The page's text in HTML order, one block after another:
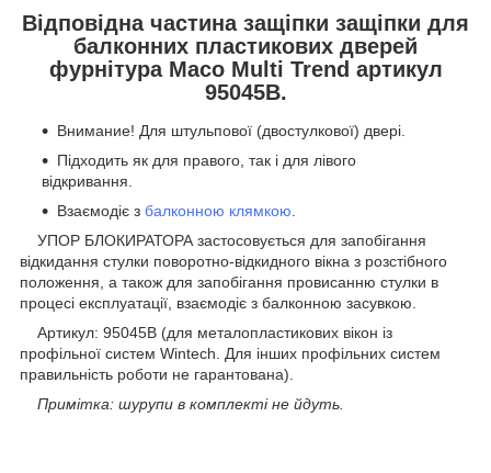
Відповідна частина защіпки защіпки для
балконних пластикових дверей
фурнітура Maco Multi Trend артикул
95045B.
Внимание! Для штульпової (двостулкової) двері.
Підходить як для правого, так і для лівого
відкривання.
Взаємодіє з балконною клямкою.
УПОР БЛОКИРАТОРА застосовується для запобігання
відкидання стулки поворотно-відкидного вікна з розстібного
положення, а також для запобігання провисанню стулки в
процесі експлуатації, взаємодіє з балконною засувкою.
Артикул: 95045B (для металопластикових вікон із
профільної систем Wintech. Для інших профільних систем
правильність роботи не гарантована).
Примітка: шурупи в комплекті не йдуть.